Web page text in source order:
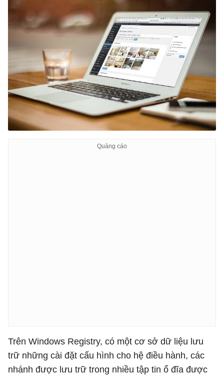
Trên Windows Registry, có một cơ sở dữ liệu lưu
trữ những cài đặt cấu hình cho hệ điều hành, các
nhánh được lưu trữ trong nhiều tập tin ổ đĩa được